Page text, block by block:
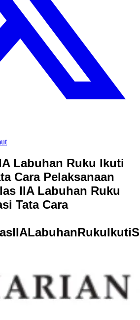
ut
Labuhan Ruku Ikuti
Cara Pelaksanaan
IIA Labuhan Ruku
Tata Cara
asIIALabuhanRukuIkutiS